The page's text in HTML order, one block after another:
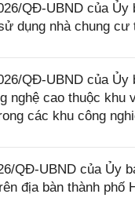
QĐ-UBND của
dụng nhà chung
QĐ-UBND của
nghệ cao thuộc
các khu công
QĐ-UBND của Ủy
địa bàn thành phố